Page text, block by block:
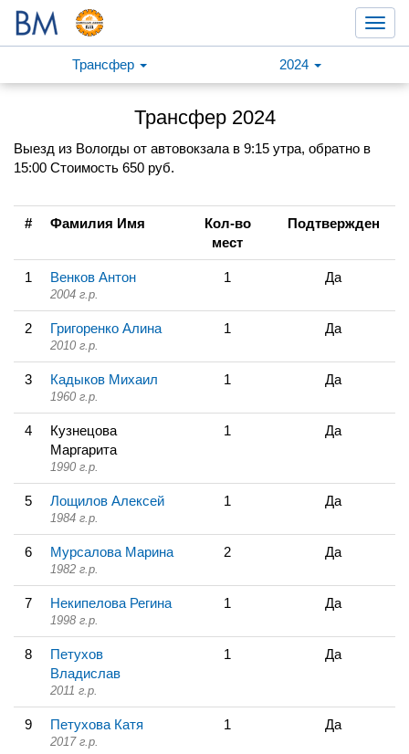
Трансфер
2024
Трансфер 2024
Выезд из Вологды от автовокзала в 9:15 утра, обратно в
15:00 Стоимость 650 руб.
# Фамилия Имя
Кол-во
мест
Подтвержден
1 Венков Антон
2004 г.р.
1 Да
2 Григоренко Алина
2010 г.р.
1 Да
3 Кадыков Михаил
1960 г.р.
1 Да
4
Кузнецова
Маргарита
1990 г.р.
1 Да
5 Лощилов Алексей
1984 г.р.
1 Да
6 Мурсалова Марина
1982 г.р.
2 Да
7 Некипелова Регина
1998 г.р.
1 Да
8
Петухов
Владислав
2011 г.р.
1 Да
9 Петухова Катя
2017 г.р.
1 Да